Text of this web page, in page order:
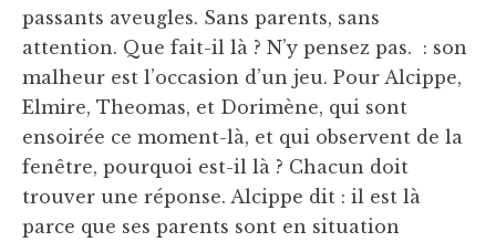
passants aveugles. Sans parents, sans
attention. Que fait-il là ? N’y pensez pas. : son
malheur est l’occasion d’un jeu. Pour Alcippe,
Elmire, Theomas, et Dorimène, qui sont
ensoirée ce moment-là, et qui observent de la
fenêtre, pourquoi est-il là ? Chacun doit
trouver une réponse. Alcippe dit : il est là
parce que ses parents sont en situation